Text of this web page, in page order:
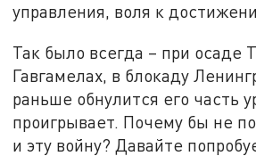
управления, воля к
Так было всегда – при осаде
Гавгамелах, в блокаду
раньше обнулится его часть
проигрывает. Почему бы не
и эту войну? Давайте